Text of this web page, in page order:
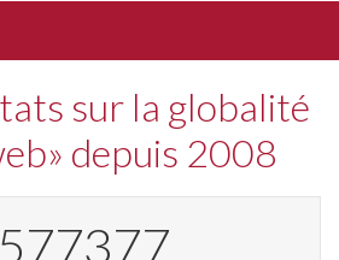
sur la globalité
depuis 2008